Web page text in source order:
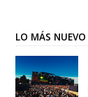
LO MÁS NUEVO